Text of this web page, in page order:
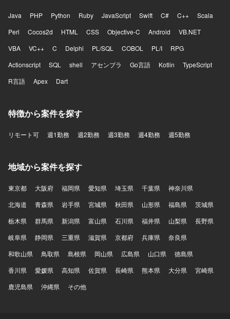
Java PHP Python Ruby JavaScript Swift C# C++
Scala
Perl
Cocos2d HTML CSS Objective-C Android
VB.NET
VBA
VC++ C Delphi PL/SQL COBOL PL/I
RPG
Actionscript
SQL shell アセンブラ Go言語 Kotlin
TypeScript
R言語
Apex Dart
特徴から案件を探す
リモート可 週1勤務 週2勤務 週3勤務 週4勤務 週5勤務
地域から案件を探す
東京都 大阪府 福岡県 愛知県 埼玉県 千葉県
神奈川県
北海道
青森県 岩手県 宮城県 秋田県 山形県 福島県
茨城県
栃木県
群馬県 新潟県 富山県 石川県 福井県 山梨県
長野県
岐阜県
静岡県 三重県 滋賀県 京都府 兵庫県
奈良県
和歌山県
鳥取県 島根県 岡山県 広島県 山口県
徳島県
香川県
愛媛県 高知県 佐賀県 長崎県 熊本県 大分県
宮崎県
鹿児島県
沖縄県 その他